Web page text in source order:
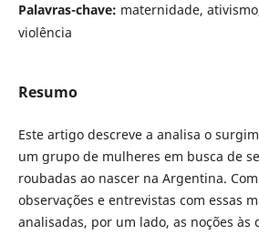
Palavras-chave: maternidade,
violência
Resumo
Este artigo descreve a analisa o
um grupo de mulheres em busca de
roubadas ao nascer na Argentina.
observações e entrevistas com essas
analisadas, por um lado, as noções às